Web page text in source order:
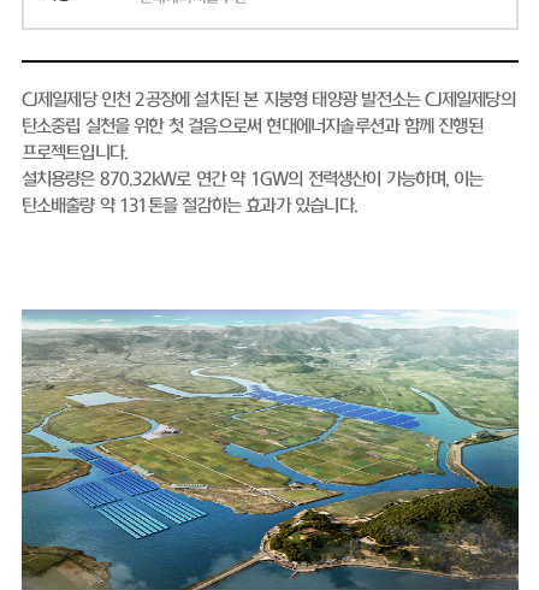
CJ제일제당 인천 2공장에 설치된 본 지붕형 태양광 발전소는 CJ제일제당의
탄소중립 실천을 위한 첫 걸음으로써 현대에너지솔루션과 함께 진행된
프로젝트입니다.
설치용량은 870.32kW로 연간 약 1GW의 전력생산이 가능하며, 이는
탄소배출량 약 131톤을 절감하는 효과가 있습니다.